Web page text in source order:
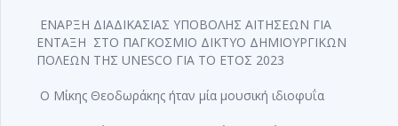
ΕΝΑΡΞΗ ΔΙΑΔΙΚΑΣΙΑΣ ΥΠΟΒΟΛΗΣ ΑΙΤΗΣΕΩΝ ΓΙΑ
ΕΝΤΑΞΗ ΣΤΟ ΠΑΓΚΟΣΜΙΟ ΔΙΚΤΥΟ ΔΗΜΙΟΥΡΓΙΚΩΝ
ΠΟΛΕΩΝ ΤΗΣ UNESCO ΓΙΑ ΤΟ ΕΤΟΣ 2023
Ο Μίκης Θεοδωράκης ήταν μία μουσική ιδιοφυΐα